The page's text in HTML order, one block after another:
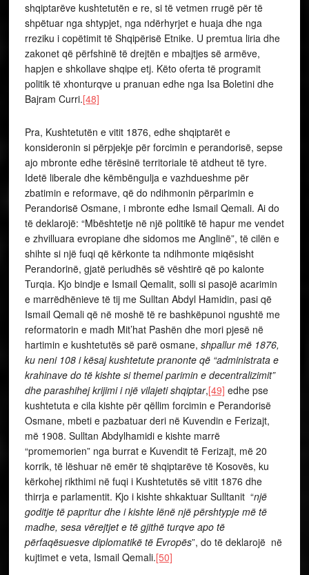
shqiptarëve kushtetutën e re, si të vetmen rrugë për të
shpëtuar nga shtypjet, nga ndërhyrjet e huaja dhe nga
rreziku i copëtimit të Shqipërisë Etnike. U premtua liria dhe
zakonet që përfshinë të drejtën e mbajtjes së armëve,
hapjen e shkollave shqipe etj. Këto oferta të programit
politik të xhonturqve u pranuan edhe nga Isa Boletini dhe
Bajram Curri.[48]
Pra, Kushtetutën e vitit 1876, edhe shqiptarët e
konsideronin si përpjekje për forcimin e perandorisë, sepse
ajo mbronte edhe tërësinë territoriale të atdheut të tyre.
Idetë liberale dhe këmbëngulja e vazhdueshme për
zbatimin e reformave, që do ndihmonin përparimin e
Perandorisë Osmane, i mbronte edhe Ismail Qemali. Ai do
të deklarojë: “Mbështetje në një politikë të hapur me vendet
e zhvilluara evropiane dhe sidomos me Anglinë”, të cilën e
shihte si një fuqi që kërkonte ta ndihmonte miqësisht
Perandorinë, gjatë periudhës së vështirë që po kalonte
Turqia. Kjo bindje e Ismail Qemalit, solli si pasojë acarimin
e marrëdhënieve të tij me Sulltan Abdyl Hamidin, pasi që
Ismail Qemali që në moshë të re bashkëpunoi ngushtë me
reformatorin e madh Mit’hat Pashën dhe mori pjesë në
hartimin e kushtetutës së parë osmane, shpallur më 1876,
ku neni 108 i kësaj kushtetute pranonte që “administrata e
krahinave do të kishte si themel parimin e decentralizimit”
dhe parashihej krijimi i një vilajeti shqiptar,[49] edhe pse
kushtetuta e cila kishte për qëllim forcimin e Perandorisë
Osmane, mbeti e pazbatuar deri në Kuvendin e Ferizajt,
më 1908. Sulltan Abdylhamidi e kishte marrë
“promemorien” nga burrat e Kuvendit të Ferizajt, më 20
korrik, të lëshuar në emër të shqiptarëve të Kosovës, ku
kërkohej rikthimi në fuqi i Kushtetutës së vitit 1876 dhe
thirrja e parlamentit. Kjo i kishte shkaktuar Sulltanit “një
goditje të papritur dhe i kishte lënë një përshtypje më të
madhe, sesa vërejtjet e të gjithë turqve apo të
përfaqësuesve diplomatikë të Evropës”, do të deklarojë në
kujtimet e veta, Ismail Qemali.[50]